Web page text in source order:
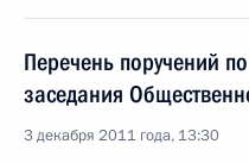
Перечень поручений
заседания
3 декабря 2011 года, 13:30